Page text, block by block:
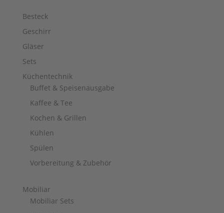
Besteck
Geschirr
Gläser
Sets
Küchentechnik
Buffet & Speisenausgabe
Kaffee & Tee
Kochen & Grillen
Kühlen
Spülen
Vorbereitung & Zubehör
Mobiliar
Mobiliar Sets